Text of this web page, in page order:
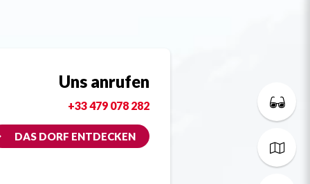
Uns anrufen
+33 479 078 282
DAS DORF ENTDECKEN